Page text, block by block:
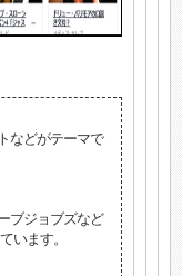
などがテーマで
ブジョブズなど
います。